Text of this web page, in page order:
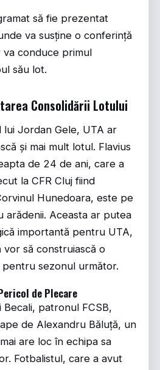
să fie prezentat
va susține o conferință
conduce primul
său lot.
Consolidării Lotului
Jordan Gele, UTA ar
și mai mult lotul. Flavius
de 24 de ani, care a
la CFR Cluj fiind
Hunedoara, este pe
arădenii. Aceasta ar putea
importantă pentru UTA,
să construiască o
sezonul următor.
de Plecare
Becali, patronul FCSB,
de Alexandru Băluță, un
are loc în echipa sa
Fotbalistul, care a avut